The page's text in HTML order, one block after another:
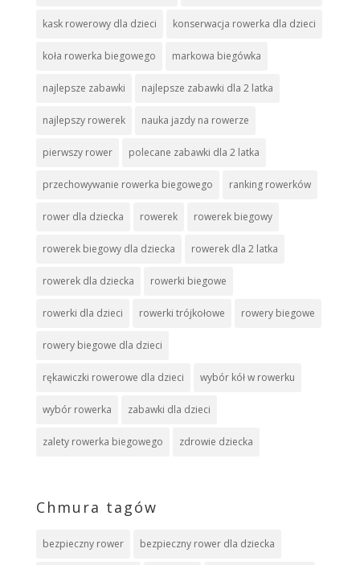
kask rowerowy dla dzieci konserwacja rowerka dla dzieci
koła rowerka biegowego markowa biegówka
najlepsze zabawki najlepsze zabawki dla 2 latka
najlepszy rowerek nauka jazdy na rowerze
pierwszy rower polecane zabawki dla 2 latka
przechowywanie rowerka biegowego ranking rowerków
rower dla dziecka rowerek rowerek biegowy
rowerek biegowy dla dziecka rowerek dla 2 latka
rowerek dla dziecka rowerki biegowe
rowerki dla dzieci rowerki trójkołowe rowery biegowe
rowery biegowe dla dzieci
rękawiczki rowerowe dla dzieci wybór kół w rowerku
wybór rowerka zabawki dla dzieci
zalety rowerka biegowego zdrowie dziecka
Chmura tagów
bezpieczny rower bezpieczny rower dla dziecka